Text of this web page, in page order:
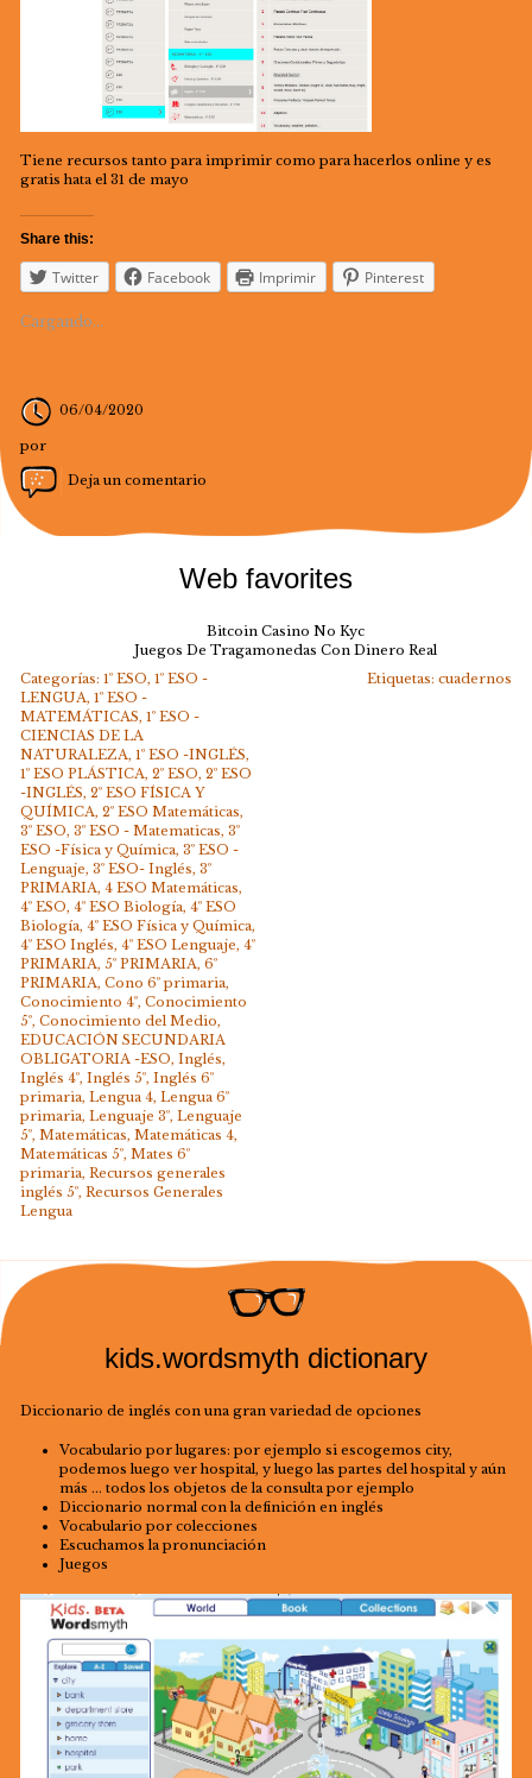
Tiene recursos tanto para imprimir como para hacerlos online y es
gratis hata el 31 de mayo
Share this:
Twitter Facebook Imprimir Pinterest
Cargando...
06/04/2020
por
Deja un comentario
Web favorites
Bitcoin Casino No Kyc
Juegos De Tragamonedas Con Dinero Real
Categorías: 1º ESO, 1º ESO -
LENGUA, 1º ESO -
MATEMÁTICAS, 1º ESO -
CIENCIAS DE LA
NATURALEZA, 1º ESO -INGLÉS,
1º ESO PLÁSTICA, 2º ESO, 2º ESO
-INGLÉS, 2º ESO FÍSICA Y
QUÍMICA, 2º ESO Matemáticas,
3º ESO, 3º ESO - Matematicas, 3º
ESO -Física y Química, 3º ESO -
Lenguaje, 3º ESO- Inglés, 3º
PRIMARIA, 4 ESO Matemáticas,
4º ESO, 4º ESO Biología, 4º ESO
Biología, 4º ESO Física y Química,
4º ESO Inglés, 4º ESO Lenguaje, 4º
PRIMARIA, 5º PRIMARIA, 6º
PRIMARIA, Cono 6º primaria,
Conocimiento 4º, Conocimiento
5º, Conocimiento del Medio,
EDUCACIÓN SECUNDARIA
OBLIGATORIA -ESO, Inglés,
Inglés 4º, Inglés 5º, Inglés 6º
primaria, Lengua 4, Lengua 6º
primaria, Lenguaje 3º, Lenguaje
5º, Matemáticas, Matemáticas 4,
Matemáticas 5º, Mates 6º
primaria, Recursos generales
inglés 5º, Recursos Generales
Lengua
Etiquetas:cuadernos
kids.wordsmyth dictionary
Diccionario de inglés con una gran variedad de opciones
Vocabulario por lugares: por ejemplo si escogemos city,
podemos luego ver hospital, y luego las partes del hospital y aún
más … todos los objetos de la consulta por ejemplo
Diccionario normal con la definición en inglés
Vocabulario por colecciones
Escuchamos la pronunciación
Juegos